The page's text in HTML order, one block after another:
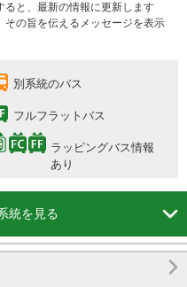
ると、最新の情報に更新します
の旨を伝えるメッセージを表示
別系統のバス
フルフラットバス
ラッピングバス情報
あり
統を見る 
